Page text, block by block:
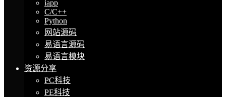
iapp
C/C++
Python
网站源码
易语言源码
易语言模块
资源分享
PC科技
PE科技